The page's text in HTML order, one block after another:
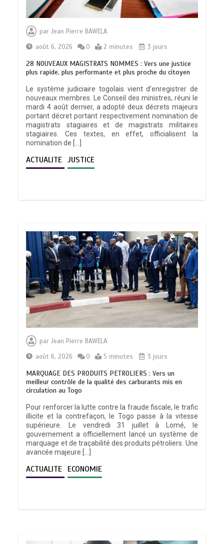
parJean Pierre BAWELA
août 6, 2026
0 2 minutes 3 jours
28 NOUVEAUX MAGISTRATS NOMMES : Vers une justice
plus rapide, plus performante et plus proche du citoyen
Le système judiciaire togolais vient d’enregistrer de
nouveaux membres. Le Conseil des ministres, réuni le
mardi 4 août dernier, a adopté deux décrets majeurs
portant décret portant respectivement nomination de
magistrats stagiaires et de magistrats militaires
stagiaires. Ces textes, en effet, officialisent la
nomination de […]
ACTUALITE JUSTICE
parJean Pierre BAWELA
août 6, 2026
0 5 minutes 3 jours
MARQUAGE DES PRODUITS PETROLIERS : Vers un
meilleur contrôle de la qualité des carburants mis en
circulation au Togo
Pour renforcer la lutte contre la fraude fiscale, le trafic
illicite et la contrefaçon, le Togo passe à la vitesse
supérieure. Le vendredi 31 juillet à Lomé, le
gouvernement a officiellement lancé un système de
marquage et de traçabilité des produits pétroliers. Une
avancée majeure […]
ACTUALITE ECONOMIE